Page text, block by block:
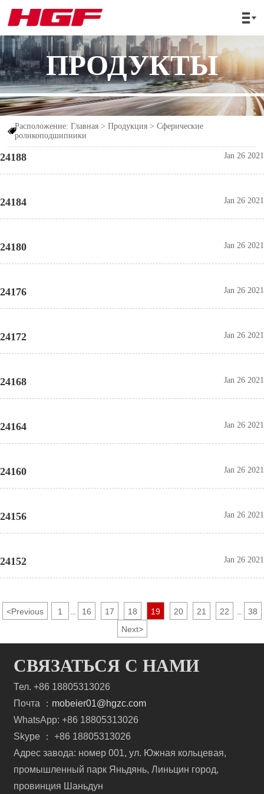

ПРОДУКТЫ

Расположение:Главная >Продукция >Сферические
роликоподшипники
24188 Jan 26 2021
24184 Jan 26 2021
24180 Jan 26 2021
24176 Jan 26 2021
24172 Jan 26 2021
24168 Jan 26 2021
24164 Jan 26 2021
24160 Jan 26 2021
24156 Jan 26 2021
24152 Jan 26 2021
<Previous 1 16 17 18 19 20 21 22
38
Next>
СВЯЗАТЬСЯ С НАМИ
Тел. +86 18805313026
Почта ： mobeier01@hgzc.com
WhatsApp: +86 18805313026
Skype ： +86 18805313026
Адрес завода: номер 001, ул. Южная кольцевая,
промышленный парк Яньдянь, Линьцин город,
провинция Шаньдун